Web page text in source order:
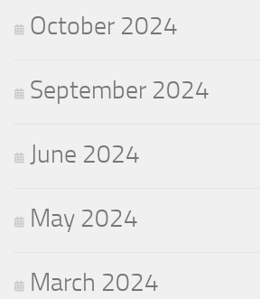
October 2024
September 2024
June 2024
May 2024
March 2024